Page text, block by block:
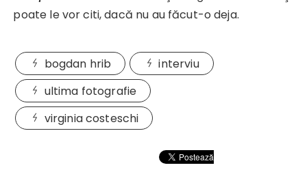
poate le vor citi, dacă nu au făcut-o deja.
bogdan hrib
interviu
ultima fotografie
virginia costeschi